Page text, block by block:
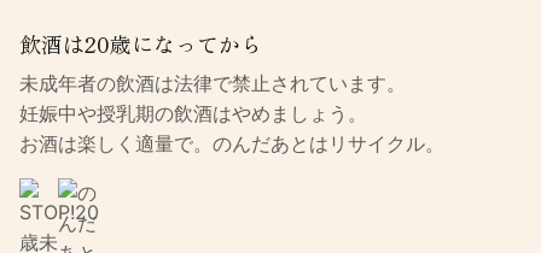
飲酒は20歳になってから
未成年者の飲酒は法律で禁止されています。
妊娠中や授乳期の飲酒はやめましょう。
お酒は楽しく適量で。のんだあとはリサイクル。